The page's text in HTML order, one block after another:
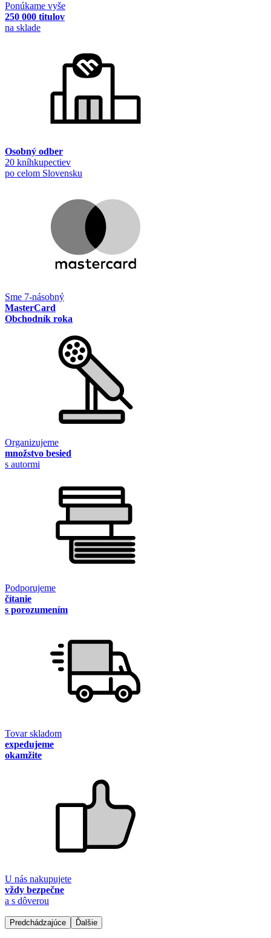
Ponúkame vyše
250 000 titulov
na sklade
Osobný odber
20 kníhkupectiev
po celom Slovensku
Sme 7-násobný
MasterCard
Obchodník roka
Organizujeme
množstvo besied
s autormi
Podporujeme
čítanie
s porozumením
Tovar skladom
expedujeme
okamžite
U nás nakupujete
vždy bezpečne
a s dôverou
Predchádzajúce Ďalšie